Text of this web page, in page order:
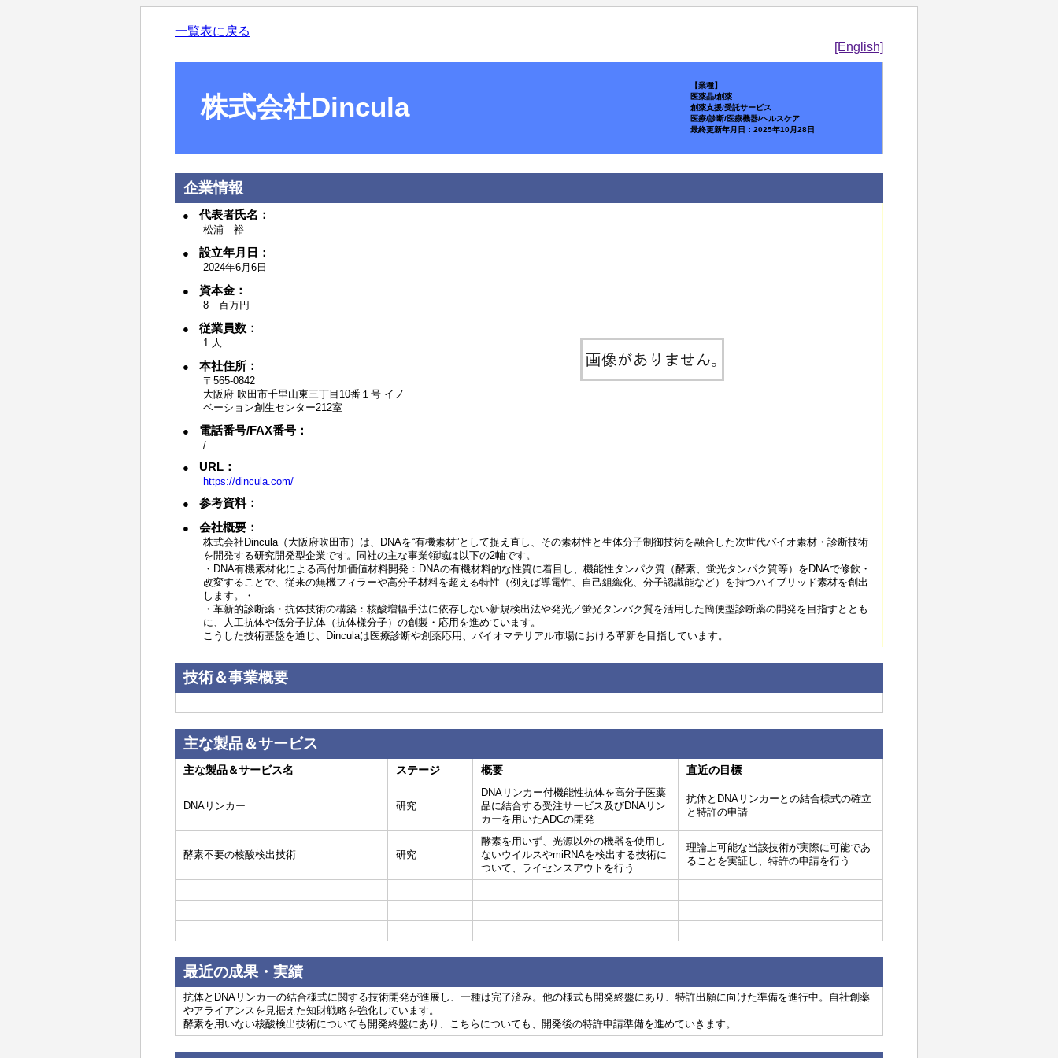
一覧表に戻る
[English]
株式会社Dincula
【業種】
医薬品/創薬
創薬支援/受託サービス
医療/診断/医療機器/ヘルスケア
最終更新年月日：2025年10月28日
企業情報
代表者氏名：
松浦 裕
設立年月日：
2024年6月6日
資本金：
8 百万円
従業員数：
1 人
本社住所：
〒565-0842
大阪府 吹田市千里山東三丁目10番１号 イノ
ベーション創生センター212室
電話番号/FAX番号：
/
URL：
https://dincula.com/
参考資料：
会社概要：
株式会社Dincula（大阪府吹田市）は、DNAを“有機素材”として捉え直し、その素材性と生体分子制御技術を融合した次世代バイオ素材・診断技術
を開発する研究開発型企業です。同社の主な事業領域は以下の2軸です。
・DNA有機素材化による高付加価値材料開発：DNAの有機材料的な性質に着目し、機能性タンパク質（酵素、蛍光タンパク質等）をDNAで修飮・
改変することで、従来の無機フィラーや高分子材料を超える特性（例えば導電性、自己組織化、分子認識能など）を持つハイブリッド素材を創出
します。・
・革新的診断薬・抗体技術の構築：核酸増幅手法に依存しない新規検出法や発光／蛍光タンパク質を活用した簡便型診断薬の開発を目指すととも
に、人工抗体や低分子抗体（抗体様分子）の創製・応用を進めています。
こうした技術基盤を通じ、Dinculaは医療診断や創薬応用、バイオマテリアル市場における革新を目指しています。
技術＆事業概要
主な製品＆サービス
主な製品＆サービス名 ステージ 概要 直近の目標
DNAリンカー 研究
DNAリンカー付機能性抗体を高分子医薬
品に結合する受注サービス及びDNAリン
カーを用いたADCの開発
抗体とDNAリンカーとの結合様式の確立
と特許の申請
酵素不要の核酸検出技術 研究
酵素を用いず、光源以外の機器を使用し
ないウイルスやmiRNAを検出する技術に
ついて、ライセンスアウトを行う
理論上可能な当該技術が実際に可能であ
ることを実証し、特許の申請を行う
最近の成果・実績
抗体とDNAリンカーの結合様式に関する技術開発が進展し、一種は完了済み。他の様式も開発終盤にあり、特許出願に向けた準備を進行中。自社創薬
やアライアンスを見据えた知財戦略を強化しています。
酵素を用いない核酸検出技術についても開発終盤にあり、こちらについても、開発後の特許申請準備を進めていきます。